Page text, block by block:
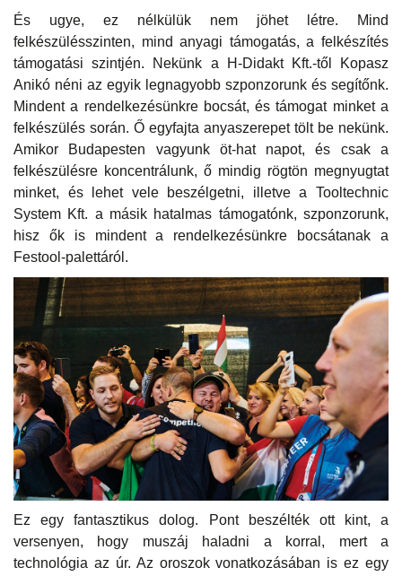
És ugye, ez nélkülük nem jöhet létre. Mind
felkészülésszinten, mind anyagi támogatás, a felkészítés
támogatási szintjén. Nekünk a H-Didakt Kft.-től Kopasz
Anikó néni az egyik legnagyobb szponzorunk és segítőnk.
Mindent a rendelkezésünkre bocsát, és támogat minket a
felkészülés során. Ő egyfajta anyaszerepet tölt be nekünk.
Amikor Budapesten vagyunk öt-hat napot, és csak a
felkészülésre koncentrálunk, ő mindig rögtön megnyugtat
minket, és lehet vele beszélgetni, illetve a Tooltechnic
System Kft. a másik hatalmas támogatónk, szponzorunk,
hisz ők is mindent a rendelkezésünkre bocsátanak a
Festool-palettáról.
Ez egy fantasztikus dolog. Pont beszélték ott kint, a
versenyen, hogy muszáj haladni a korral, mert a
technológia az úr. Az oroszok vonatkozásában is ez egy